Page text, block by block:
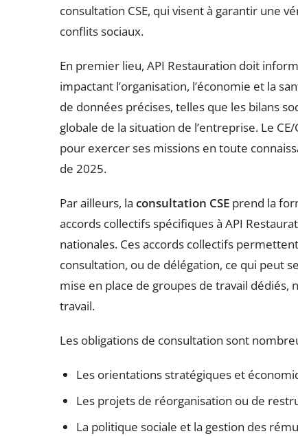
consultation CSE, qui visent à garantir une
conflits sociaux.
En premier lieu, API Restauration doit
impactant l’organisation, l’économie et la
de données précises, telles que les bilans
globale de la situation de l’entreprise. Le
pour exercer ses missions en toute
de 2025.
Par ailleurs, la consultation CSE prend la
accords collectifs spécifiques à API
nationales. Ces accords collectifs
consultation, ou de délégation, ce qui peut
mise en place de groupes de travail
travail.
Les obligations de consultation sont
Les orientations stratégiques et
Les projets de réorganisation ou de
La politique sociale et la gestion des